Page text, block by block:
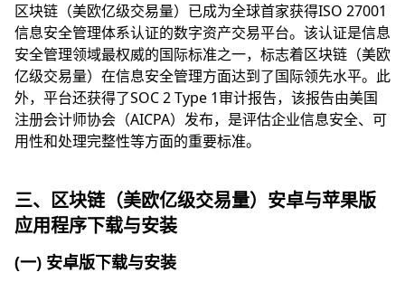
区块链（美欧亿级交易量）已成为全球首家获得ISO 27001
信息安全管理体系认证的数字资产交易平台。该认证是信息
安全管理领域最权威的国际标准之一，标志着区块链（美欧
亿级交易量）在信息安全管理方面达到了国际领先水平。此
外，平台还获得了SOC 2 Type 1审计报告，该报告由美国
注册会计师协会（AICPA）发布，是评估企业信息安全、可
用性和处理完整性等方面的重要标准。
三、区块链（美欧亿级交易量）安卓与苹果版
应用程序下载与安装
(一) 安卓版下载与安装